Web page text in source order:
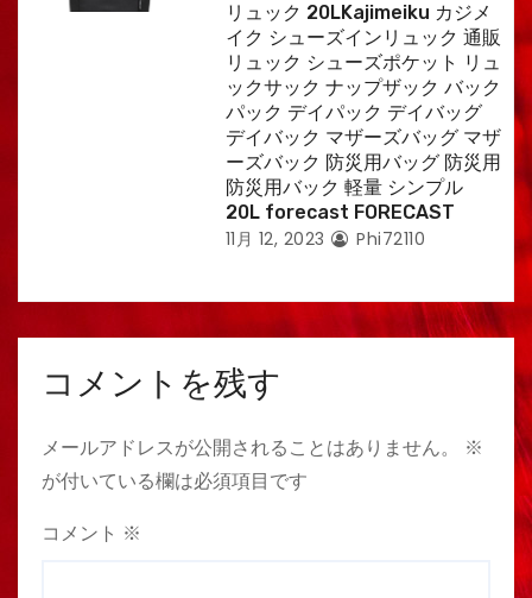
リュック 20LKajimeiku カジメ
イク シューズインリュック 通販
リュック シューズポケット リュ
ックサック ナップザック バック
パック デイパック デイバッグ
デイバック マザーズバッグ マザ
ーズバック 防災用バッグ 防災用
防災用バック 軽量 シンプル
20L forecast FORECAST
11月 12, 2023 Phi72110
コメントを残す
メールアドレスが公開されることはありません。
※
が付いている欄は必須項目です
コメント ※